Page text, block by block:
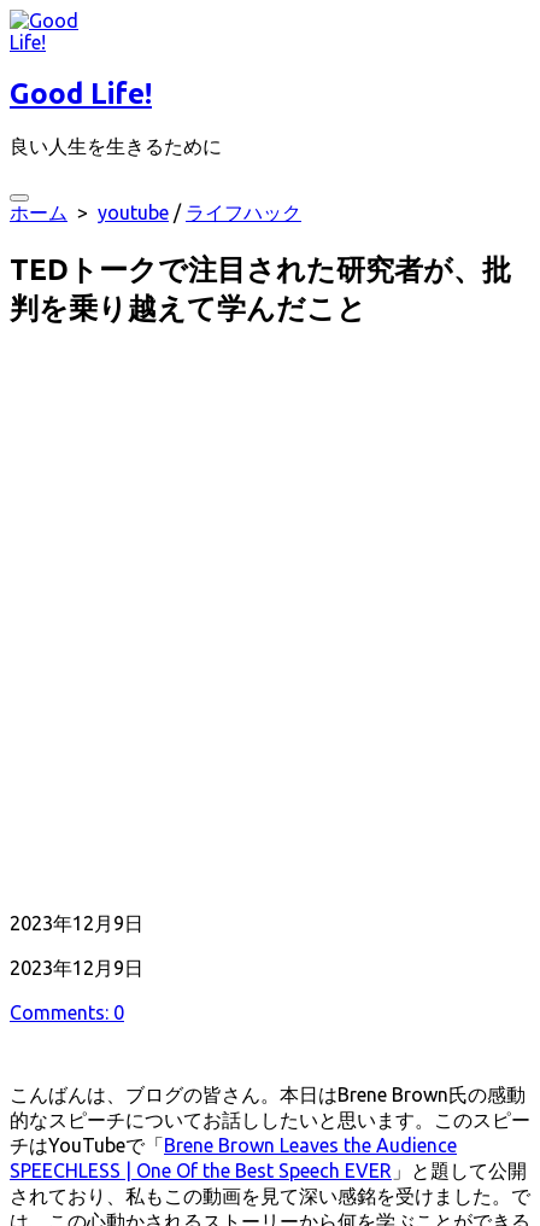
コ
ン
ン
へ
キ
ッ
Good Life!
良い人生を生きるために
検
替
え
ホーム > youtube / ライフハック
TEDトークで注目された研究者が、批
判を乗り越えて学んだこと
公
日
2023年12月9日
最
更
2023年12月9日
Comments: 0
こんばんは、ブログの皆さん。本日はBrene Brown氏の感動
的なスピーチについてお話ししたいと思います。このスピー
チはYouTubeで「Brene Brown Leaves the Audience
SPEECHLESS | One Of the Best Speech EVER 」と題して公開
されており、私もこの動画を見て深い感銘を受けました。で
は、この心動かされるストーリーから何を学ぶことができる